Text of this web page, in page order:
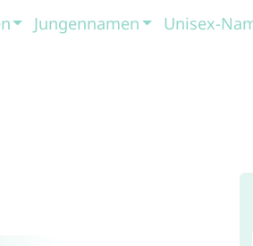
Jungennamen Unisex-